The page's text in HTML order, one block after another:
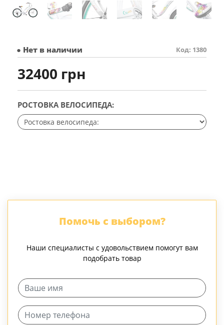
● Нет в наличии Код: 1380
32400 грн
РОСТОВКА ВЕЛОСИПЕДА:
Помочь с выбором?
Наши специалисты с удовольствием помогут вам
подобрать товар